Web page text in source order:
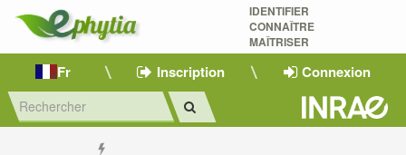
IDENTIFIER
CONNAÎTRE
MAÎTRISER
Fr Inscription Connexion